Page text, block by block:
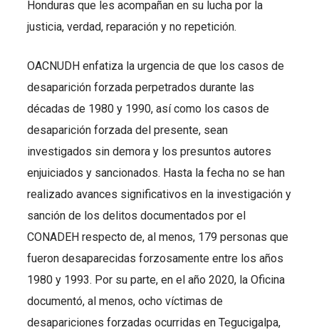
Honduras que les acompañan en su lucha por la
justicia, verdad, reparación y no repetición.
OACNUDH enfatiza la urgencia de que los casos de
desaparición forzada perpetrados durante las
décadas de 1980 y 1990, así como los casos de
desaparición forzada del presente, sean
investigados sin demora y los presuntos autores
enjuiciados y sancionados. Hasta la fecha no se han
realizado avances significativos en la investigación y
sanción de los delitos documentados por el
CONADEH respecto de, al menos, 179 personas que
fueron desaparecidas forzosamente entre los años
1980 y 1993. Por su parte, en el año 2020, la Oficina
documentó, al menos, ocho víctimas de
desapariciones forzadas ocurridas en Tegucigalpa,